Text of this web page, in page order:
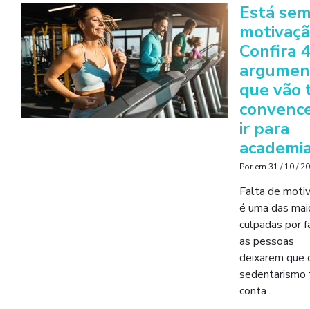
Está
Confira 4
que vão
ir para
Porem 31 / 10 /
Falta de
é uma das
culpadas por
as pessoas
deixarem que
sedentarismo
conta …